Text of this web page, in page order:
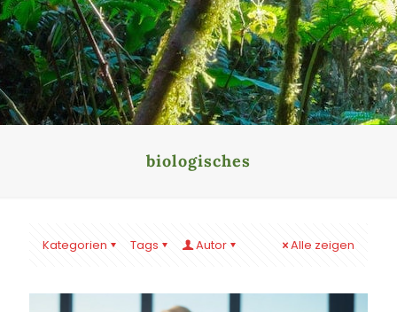
biologisches
Kategorien Tags Autor Alle zeigen